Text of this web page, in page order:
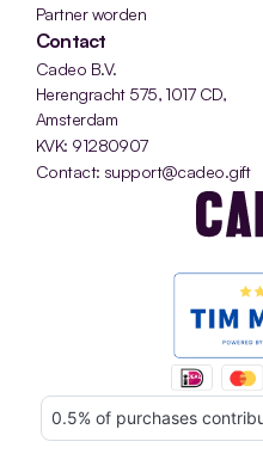
Partner worden
Contact
Cadeo B.V.
Herengracht 575, 1017 CD,
Amsterdam
KVK: 91280907
Contact: support@cadeo.gift